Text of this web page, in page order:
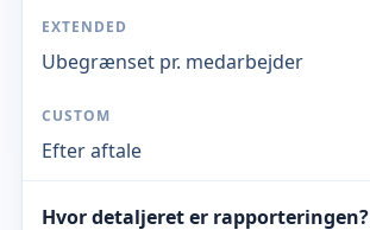
Ubegrænset pr. medarbejder
Efter aftale
Hvor detaljeret er rapporteringen?